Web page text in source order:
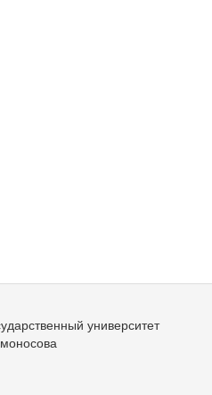
университет